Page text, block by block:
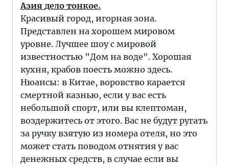
Азия дело тонкое.
Красивый город, игорная зона.
Представлен на хорошем мировом
уровне. Лучшее шоу с мировой
известностью "Дом на воде". Хорошая
кухня, крабов поесть можно здесь.
Нюансы: в Китае, воровство карается
смертной казнью, если у вас есть
небольшой спорт, или вы клептоман,
воздержитесь от этого. Вас не будут ругать
за ручку взятую из номера отеля, но это
может стать поводом отнятия у вас
денежных средств, в случае если вы